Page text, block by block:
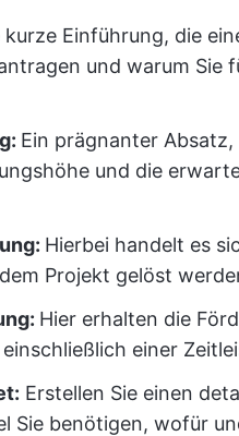
kurze Einführung, die
und warum Sie
Ein prägnanter
und die
: Hierbei handelt es
Projekt gelöst
Hier erhalten die
einer
: Erstellen Sie einen
Sie benötigen, wofür